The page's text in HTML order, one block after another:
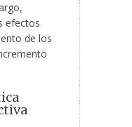
efectos
de los